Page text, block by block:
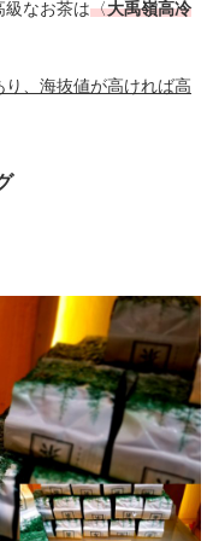
級なお茶は〈大禹嶺高冷
り、海抜値が高ければ高